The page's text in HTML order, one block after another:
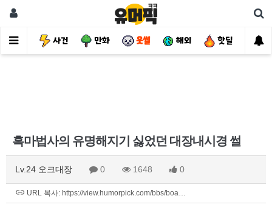
유머 사건 만화 웃썰 해외 핫딜 자
흑마법사의 유명해지기 싫었던 대장내시경 썰
Lv.24 오크대장 0 1648 0
URL 복사: https://view.humorpick.com/bbs/boa…